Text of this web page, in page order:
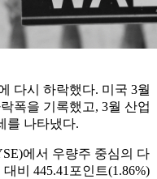
다시 하락했다. 미국 3월
폭을 기록했고, 3월 산업
를 나타냈다.
에서 우량주 중심의 다
비 445.41포인트(1.86%)